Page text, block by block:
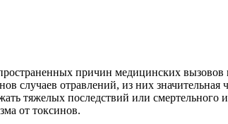
причин медицинских вызовов
случаев отравлений, из них
тяжелых последствий или смертельного
от токсинов.